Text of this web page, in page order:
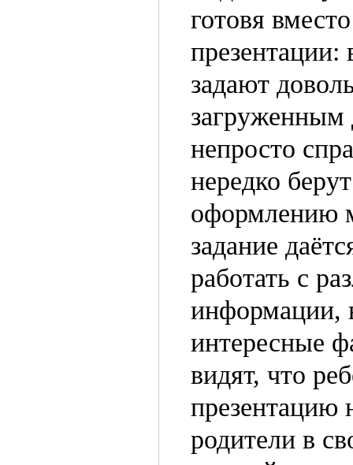
готовя
задают
загруженным
непросто
нередко
оформлению
задание
работать с
информации,
интересные
видят, что
презентацию
родители в